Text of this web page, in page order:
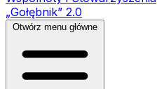
„Gołębnik” 2.0
Otwórz menu główne